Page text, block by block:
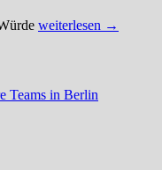
weiterlesen →
Teams in Berlin